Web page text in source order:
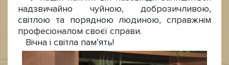
надзвичайно чуйною, доброзичливою,
світлою та порядною людиною, справжнім
професіоналом своєї справи.
Вічна і світла пам’ять!